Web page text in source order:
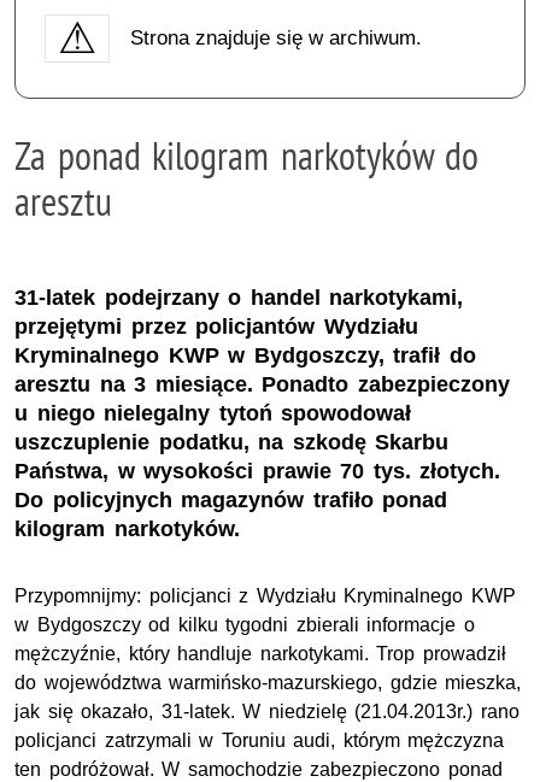
Strona znajduje się w archiwum.
Za ponad kilogram narkotyków do
aresztu
31-latek podejrzany o handel narkotykami,
przejętymi przez policjantów Wydziału
Kryminalnego KWP w Bydgoszczy, trafił do
aresztu na 3 miesiące. Ponadto zabezpieczony
u niego nielegalny tytoń spowodował
uszczuplenie podatku, na szkodę Skarbu
Państwa, w wysokości prawie 70 tys. złotych.
Do policyjnych magazynów trafiło ponad
kilogram narkotyków.
Przypomnijmy: policjanci z Wydziału Kryminalnego KWP
w Bydgoszczy od kilku tygodni zbierali informacje o
mężczyźnie, który handluje narkotykami. Trop prowadził
do województwa warmińsko-mazurskiego, gdzie mieszka,
jak się okazało, 31-latek. W niedzielę (21.04.2013r.) rano
policjanci zatrzymali w Toruniu audi, którym mężczyzna
ten podróżował. W samochodzie zabezpieczono ponad